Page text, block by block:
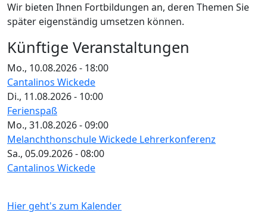
Wir bieten Ihnen Fortbildungen an, deren Themen Sie
später eigenständig umsetzen können.
Künftige Veranstaltungen
Mo., 10.08.2026 - 18:00
Cantalinos Wickede
Di., 11.08.2026 - 10:00
Ferienspaß
Mo., 31.08.2026 - 09:00
Melanchthonschule Wickede Lehrerkonferenz
Sa., 05.09.2026 - 08:00
Cantalinos Wickede
Hier geht's zum Kalender